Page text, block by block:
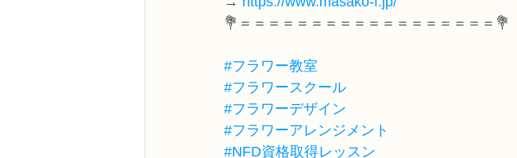
💐＝＝＝＝＝＝＝＝＝＝＝＝＝＝＝＝＝＝💐
#フラワー教室
#フラワースクール
#フラワーデザイン
#フラワーアレンジメント
#NFD資格取得レッスン